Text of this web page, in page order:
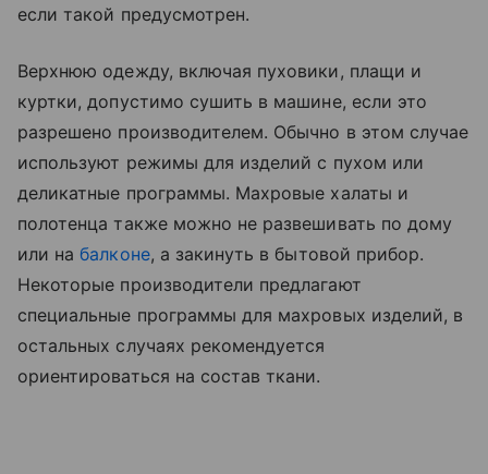
если такой предусмотрен.
Верхнюю одежду, включая пуховики, плащи и
куртки, допустимо сушить в машине, если это
разрешено производителем. Обычно в этом случае
используют режимы для изделий с пухом или
деликатные программы. Махровые халаты и
полотенца также можно не развешивать по дому
или набалконе, а закинуть в бытовой прибор.
Некоторые производители предлагают
специальные программы для махровых изделий, в
остальных случаях рекомендуется
ориентироваться на состав ткани.